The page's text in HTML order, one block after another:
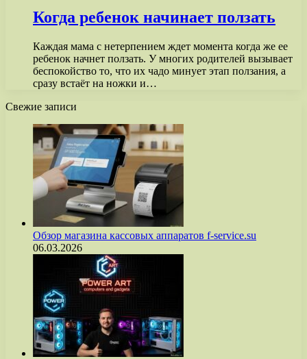
Когда ребенок начинает ползать
Каждая мама с нетерпением ждет момента когда же ее
ребенок начнет ползать. У многих родителей вызывает
беспокойство то, что их чадо минует этап ползания, а
сразу встаёт на ножки и…
Свежие записи
Обзор магазина кассовых аппаратов f-service.su
06.03.2026